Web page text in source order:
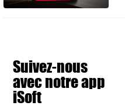
Suivez-nous
avec notre app
iSoft